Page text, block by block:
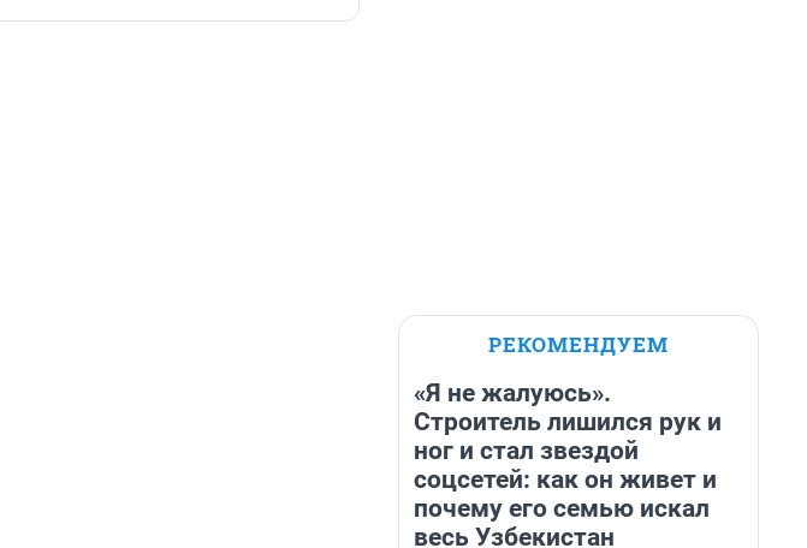
РЕКОМЕНДУЕМ
«Я не жалуюсь».
Строитель лишился рук и
ног и стал звездой
соцсетей: как он живет и
почему его семью искал
весь Узбекистан